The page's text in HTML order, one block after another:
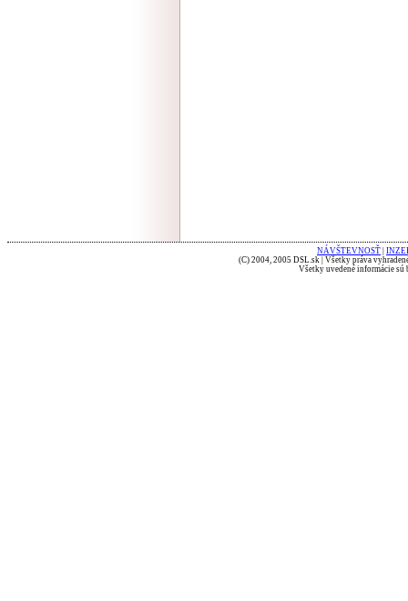
NÁVŠTEVNOSŤ
(C) 2004, 2005 DSL.sk | Všetky práva
Všetky uvedené informácie sú